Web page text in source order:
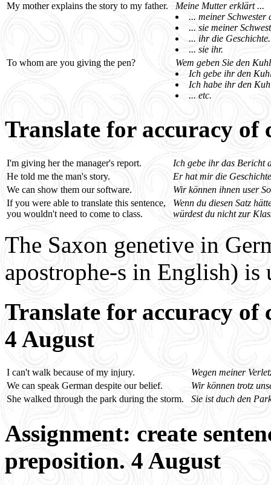
My mother explains the story to my father.
Meine Mutter erklärt ...
... meiner Schwester
... sie meiner
... ihr die Geschichte.
... sie ihr.
To whom are you giving the pen?
Wem geben Sie den
Ich gebe ihr den
Ich habe ihr den
... etc.
Translate for accuracy of
I'm giving her the manager's report.
Ich gebe ihr das Bericht
He told me the man's story.
Er hat mir die
We can show them our software.
Wir können ihnen user
If you were able to translate this sentence,
you wouldn't need to come to class.
Wenn du diesen Satz
würdest du nicht zur
The Saxon genetive in
apostrophe-s in English)
Translate for accuracy of
4 August
I can't walk because of my injury.
Wegen meiner
We can speak German despite our belief.
Wir können trotz
She walked through the park during the storm.
Sie ist duch den
Assignment: create
preposition. 4 August